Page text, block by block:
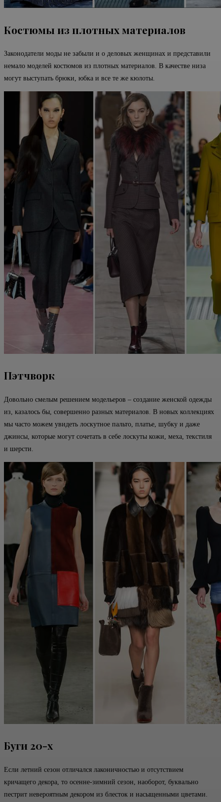
Костюмы из плотных материалов
Законодатели моды не забыли и о деловых женщинах и представили
немало моделей костюмов из плотных материалов. В качестве низа
могут выступать брюки, юбка и все те же кюлоты.
Пэтчворк
Довольно смелым решением модельеров – создание женской одежды
из, казалось бы, совершенно разных материалов. В новых коллекциях
мы часто можем увидеть лоскутное пальто, платье, шубку и даже
джинсы, которые могут сочетать в себе лоскуты кожи, меха, текстиля
и шерсти.
Буги 20-х
Если летний сезон отличался лаконичностью и отсутствием
кричащего декора, то осенне-зимний сезон, наоборот, буквально
пестрит невероятным декором из блесток и насыщенными цветами.